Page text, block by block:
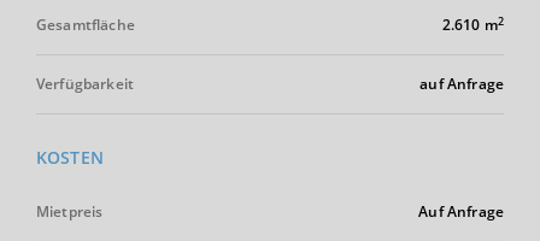
Gesamtfläche 2.610 m2
Verfügbarkeit auf Anfrage
KOSTEN
Mietpreis Auf Anfrage